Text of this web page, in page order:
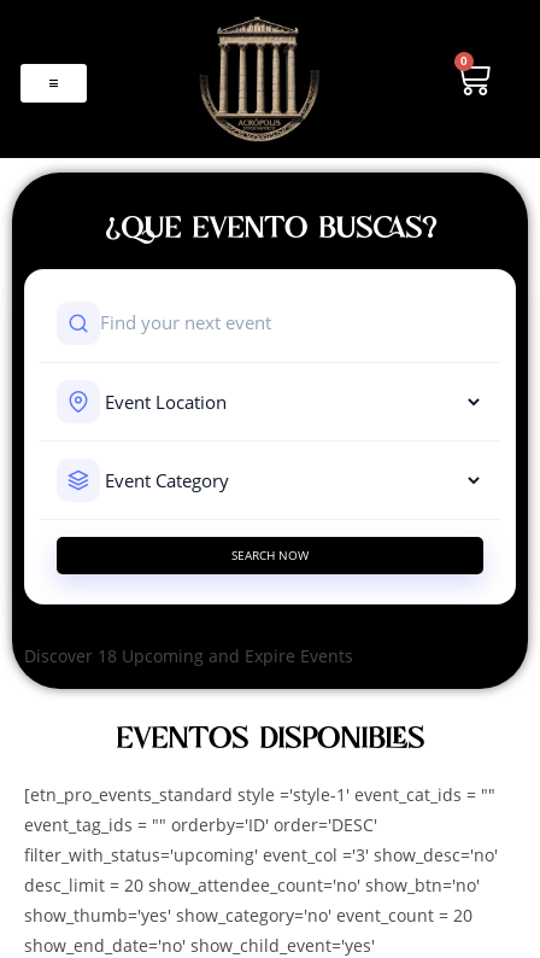
0
¿QUE EVENTO BUSCAS?
SEARCH NOW
Discover 18 Upcoming and Expire Events
EVENTOS DISPONIBLES
[etn_pro_events_standard style ='style-1' event_cat_ids = ""
event_tag_ids = "" orderby='ID' order='DESC'
filter_with_status='upcoming' event_col ='3' show_desc='no'
desc_limit = 20 show_attendee_count='no' show_btn='no'
show_thumb='yes' show_category='no' event_count = 20
show_end_date='no' show_child_event='yes'